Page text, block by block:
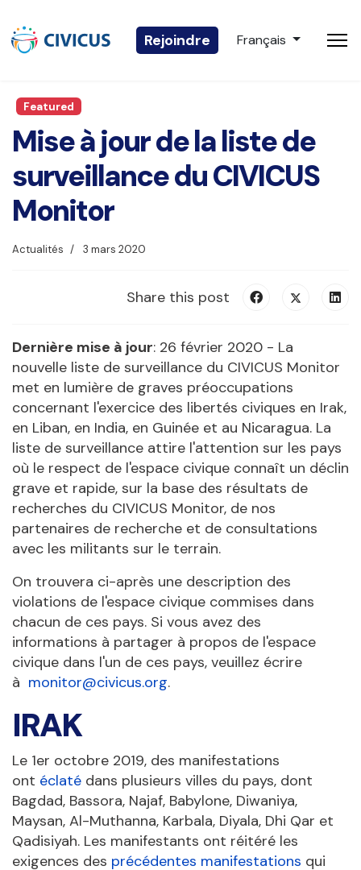
Rejoindre Sélectionnez votre
Français
Featured
Mise à jour de la liste de
surveillance du CIVICUS
Monitor
Actualités 3 mars 2020
Share this post
Dernière mise à jour: 26 février 2020 - La
nouvelle liste de surveillance du CIVICUS Monitor
met en lumière de graves préoccupations
concernant l'exercice des libertés civiques en Irak,
en Liban, en India, en Guinée et au Nicaragua. La
liste de surveillance attire l'attention sur les pays
où le respect de l'espace civique connaît un déclin
grave et rapide, sur la base des résultats de
recherches du CIVICUS Monitor, de nos
partenaires de recherche et de consultations
avec les militants sur le terrain.
On trouvera ci-après une description des
violations de l'espace civique commises dans
chacun de ces pays. Si vous avez des
informations à partager à propos de l'espace
civique dans l'un de ces pays, veuillez écrire
à monitor@civicus.org.
IRAK
Le 1er octobre 2019, des manifestations
ont éclaté dans plusieurs villes du pays, dont
Bagdad, Bassora, Najaf, Babylone, Diwaniya,
Maysan, Al-Muthanna, Karbala, Diyala, Dhi Qar et
Qadisiyah. Les manifestants ont réitéré les
exigences des précédentes manifestations qui